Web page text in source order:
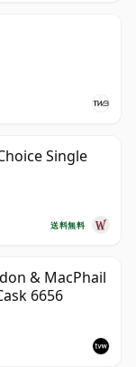
Single
送料無料
& MacPhail
6656